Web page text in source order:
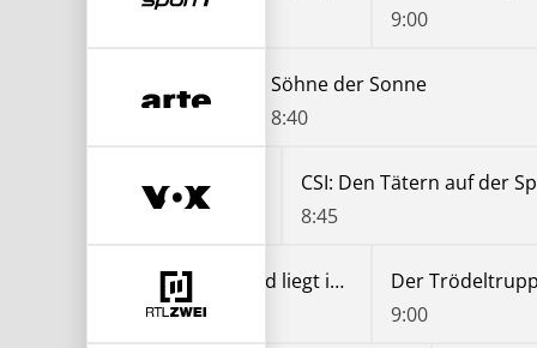
9:00
Söhne der Sonne
8:40
Den Tätern auf der Spur
CSI: Den Tätern auf der
8:45
Der Trödeltrupp - Das Geld liegt im Keller
9:00